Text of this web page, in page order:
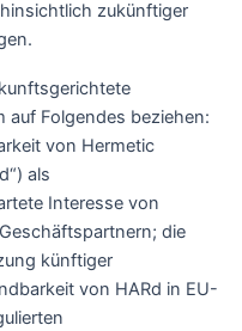
zukünftiger
auf Folgendes beziehen:
von Hermetic
als
Interesse von
die
künftiger
von HARd in EU-